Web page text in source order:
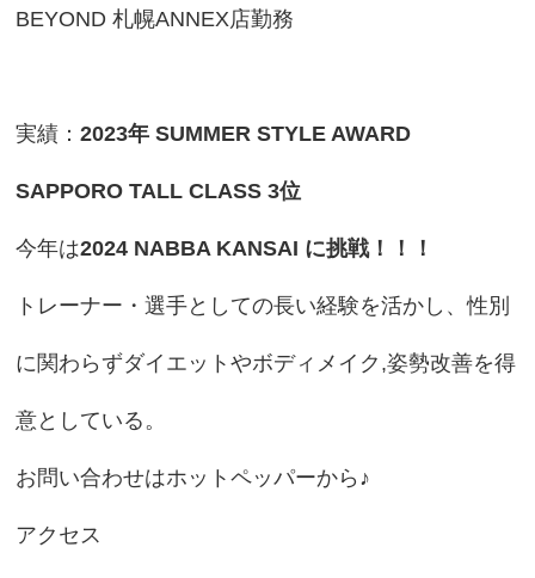
BEYOND 札幌ANNEX店勤務
実績：2023年 SUMMER STYLE AWARD
SAPPORO TALL CLASS 3位
今年は2024 NABBA KANSAI に挑戦！！！
トレーナー・選手としての長い経験を活かし、性別
に関わらずダイエットやボディメイク,姿勢改善を得
意としている。
お問い合わせはホットペッパーから♪
アクセス